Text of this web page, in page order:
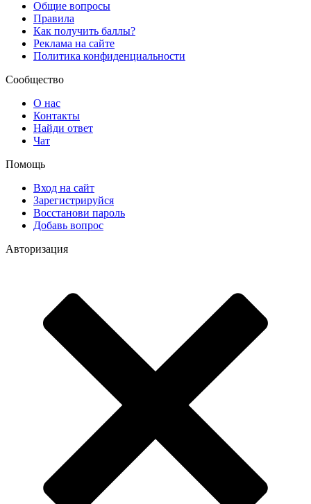
Общие вопросы
Правила
Как получить баллы?
Реклама на сайте
Политика конфиденциальности
Сообщество
О нас
Контакты
Найди ответ
Чат
Помощь
Вход на сайт
Зарегистрируйся
Восстанови пароль
Добавь вопрос
Авторизация